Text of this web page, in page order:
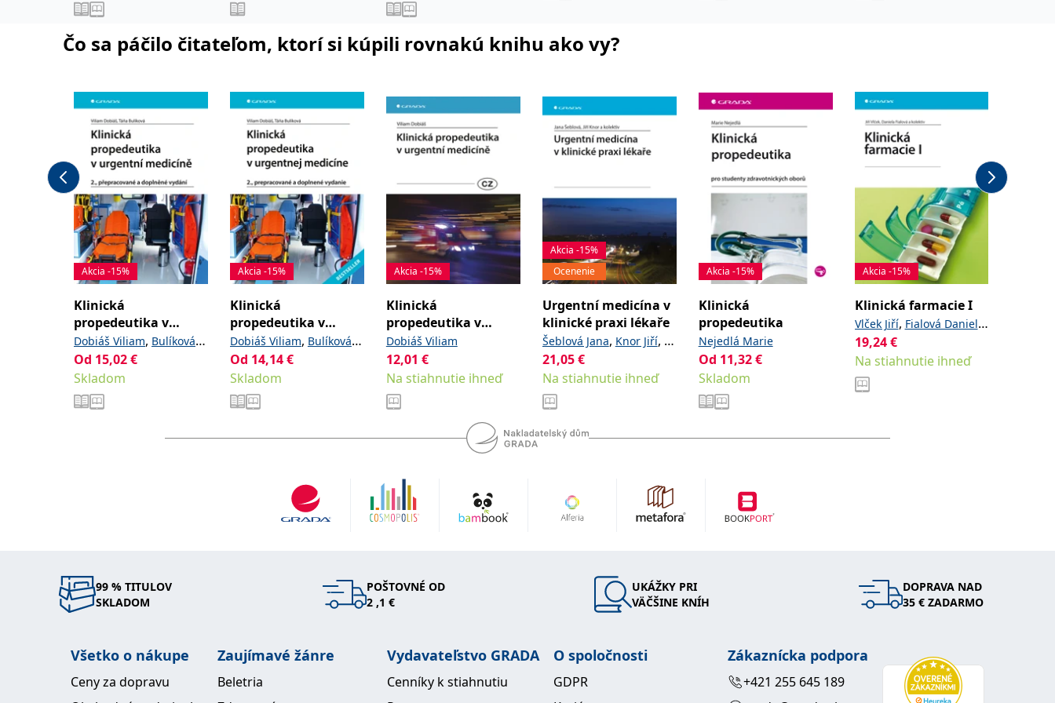
Anest
Jaroslav
Šimeček Vojtěch,Šípek
Čo sa páčilo čitateľom, ktorí si kúpili rovnakú knihu ako vy?
Akcia -15%
Klinická
propedeutika v
urgentní medicíně
Dobiáš Viliam, Bulíková
Táňa
Od 15,02€
Skladom
Akcia -15%
Klinická
propedeutika v
urgentnej medicíne
Dobiáš Viliam, Bulíková
Táňa
Od 14,14€
Skladom
Akcia -15%
Klinická
propedeutika v
urgentní medicíně
Dobiáš Viliam
12,01 €
Na stiahnutie ihneď
Akcia -15%
Ocenenie
Urgentní medicína v
klinické praxi lékaře
Šeblová Jana, Knor Jiří, a
kolektiv
21,05€
Na stiahnutie ihneď
Akcia -15%
Klinická
propedeutika
Nejedlá Marie
Od 11,32€
Skladom
Akcia -15%
Klinická farmacie I
Vlček Jiří, Fialová Daniela,
a kolektiv
19,24€
Na stiahnutie ihneď
99 % TITULOV
SKLADOM
POŠTOVNÉ OD
2 ,1 €
UKÁŽKY PRI
VÄČŠINE KNÍH
DOPRAVA NAD
35 € ZADARMO
Všetko o nákupe
Ceny za dopravu
Zaujímavé žánre
Beletria
Vydavateľstvo GRADA
Cenníky k stiahnutiu
O spoločnosti
GDPR
Zákaznícka podpora
+421 255 645 189